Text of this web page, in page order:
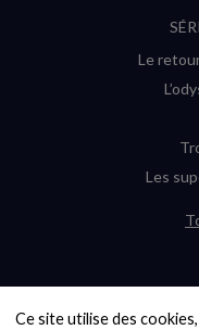
Ce site utilise des
Le
Les